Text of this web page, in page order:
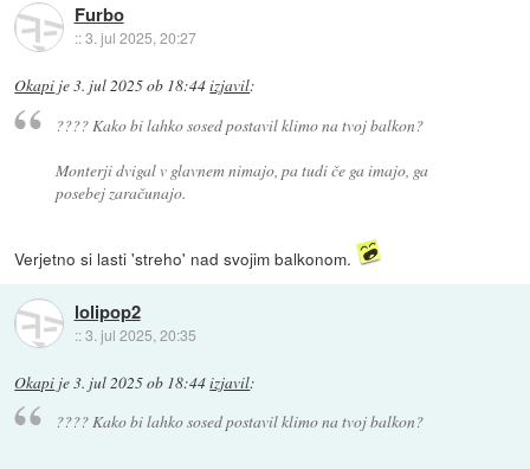
Furbo
::3. jul 2025, 20:27
Okapi je3. jul 2025 ob 18:44izjavil:
???? Kako bi lahko sosed postavil klimo natvojbalkon?
Monterji dvigal v glavnem nimajo, pa tudi če ga imajo, ga
posebej zaračunajo.
Verjetno si lasti 'streho' nad svojim balkonom.
lolipop2
::3. jul 2025, 20:35
Okapi je3. jul 2025 ob 18:44izjavil:
???? Kako bi lahko sosed postavil klimo natvojbalkon?